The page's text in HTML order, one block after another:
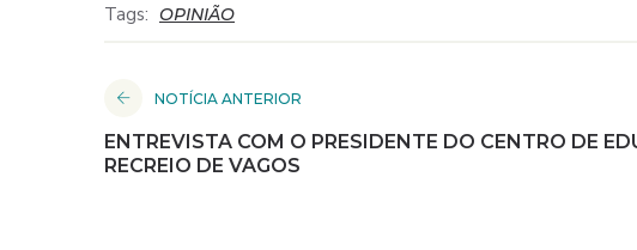
Tags: OPINIÃO
NOTÍCIA ANTERIOR
ENTREVISTA COM O PRESIDENTE DO CENTRO DE
RECREIO DE VAGOS